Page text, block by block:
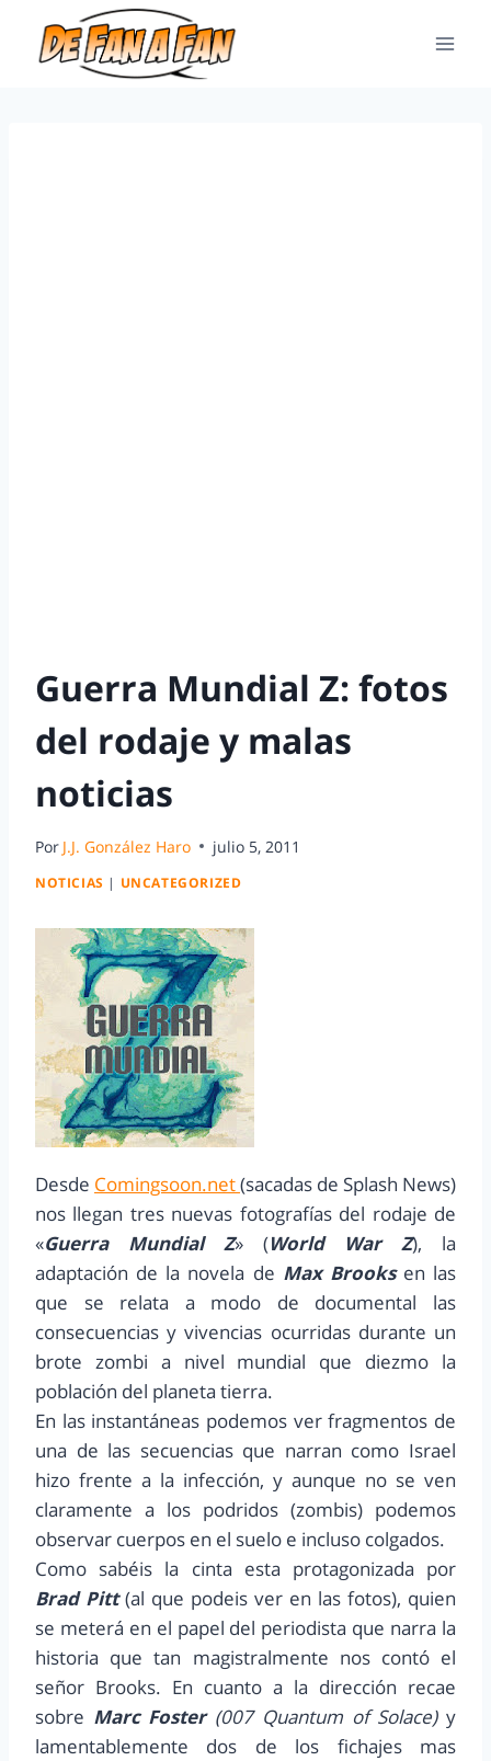
Guerra Mundial Z: fotos
del rodaje y malas
noticias
Por J.J. González Haro julio 5, 2011
NOTICIAS | UNCATEGORIZED
Desde Comingsoon.net(sacadas de Splash News)
nos llegan tres nuevas fotografías del rodaje de
«Guerra Mundial Z» (World War Z), la
adaptación de la novela de Max Brooksen las
que se relata a modo de documental las
consecuencias y vivencias ocurridas durante un
brote zombi a nivel mundial que diezmo la
población del planeta tierra.
En las instantáneas podemos ver fragmentos de
una de las secuencias que narran como Israel
hizo frente a la infección, y aunque no se ven
claramente a los podridos (zombis) podemos
observar cuerpos en el suelo e incluso colgados.
Como sabéis la cinta esta protagonizada por
Brad Pitt(al que podeis ver en las fotos), quien
se meterá en el papel del periodista que narra la
historia que tan magistralmente nos contó el
señor Brooks. En cuanto a la dirección recae
sobre Marc Foster (007 Quantum of Solace)y
lamentablemente dos de los fichajes mas